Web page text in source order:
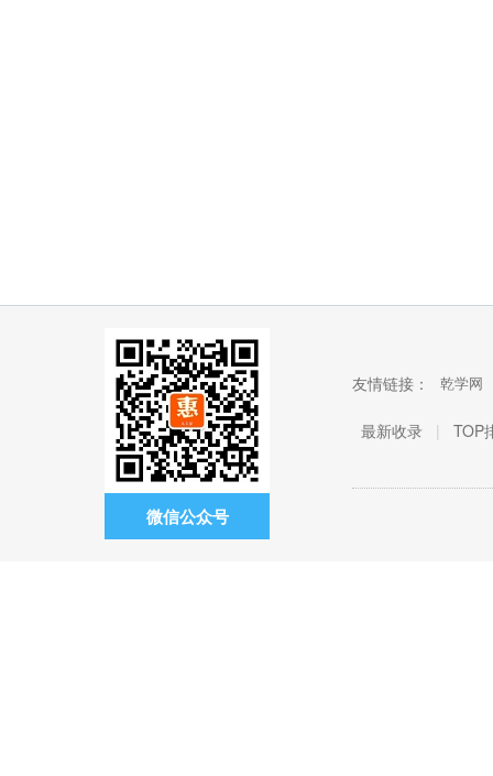
微信公众号
友情链接： 乾学网
最新收录 | TOP